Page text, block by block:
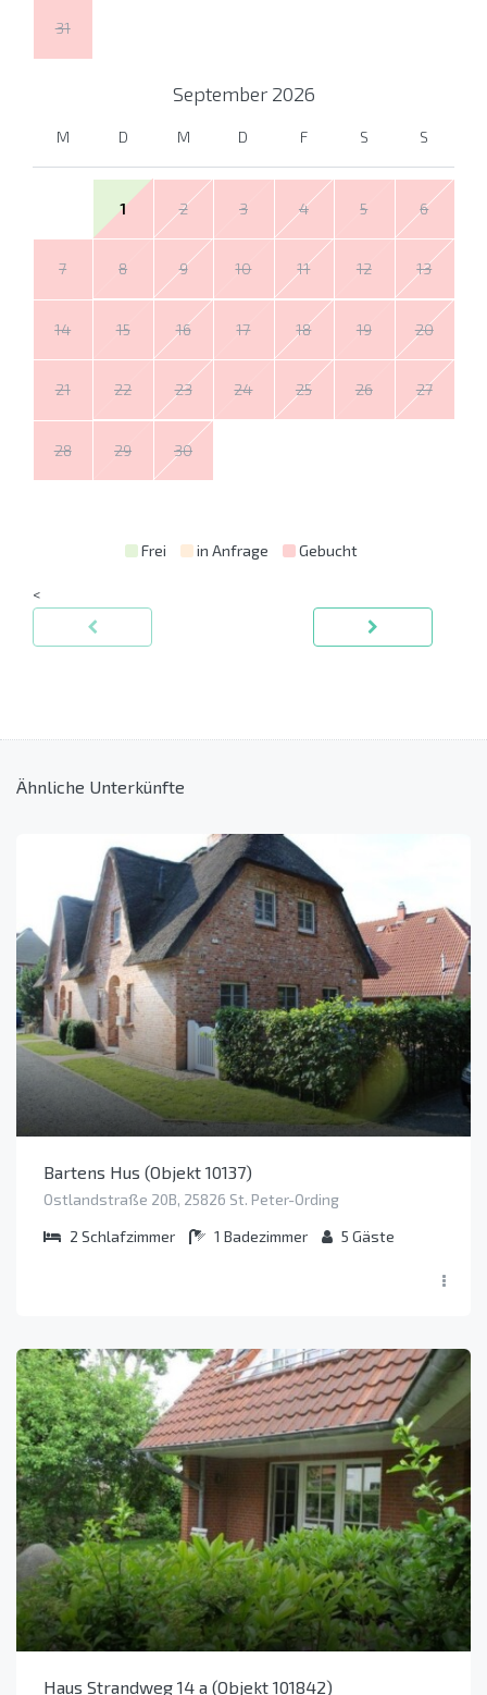
31
September 2026
M D M D F S S
1 2 3 4 5 6
7 8 9 10 11 12 13
14 15 16 17 18 19 20
21 22 23 24 25 26 27
28 29 30
Frei in Anfrage Gebucht
<
Ähnliche Unterkünfte
Bartens Hus (Objekt 10137)
Ostlandstraße 20B, 25826 St. Peter-Ording
2 Schlafzimmer 1 Badezimmer 5 Gäste
Haus Strandweg 14 a (Objekt 101842)